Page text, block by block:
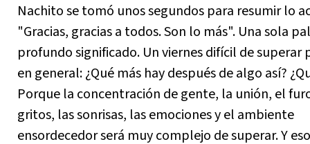
Nachito se tomó unos segundos para resumir lo
"Gracias, gracias a todos. Son lo más". Una sola
profundo significado. Un viernes difícil de superar
en general: ¿Qué más hay después de algo así?
Porque la concentración de gente, la unión, el
gritos, las sonrisas, las emociones y el ambiente
ensordecedor será muy complejo de superar. Y